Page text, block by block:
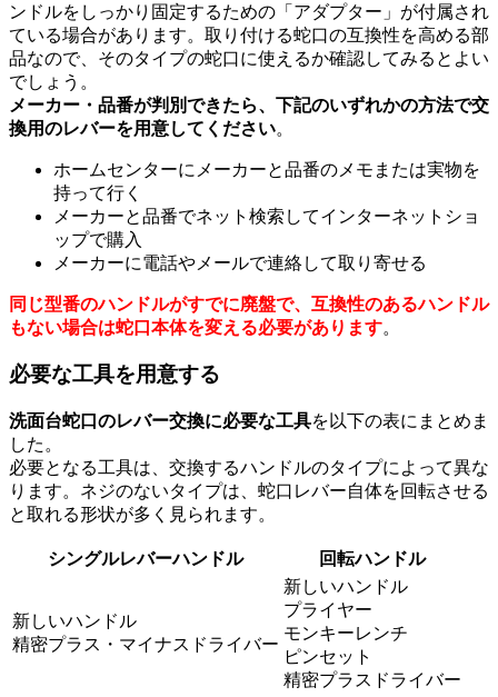
ンドルをしっかり固定するための「アダプター」が付属され
ている場合があります。取り付ける蛇口の互換性を高める部
品なので、そのタイプの蛇口に使えるか確認してみるとよい
でしょう。
メーカー・品番が判別できたら、下記のいずれかの方法で交
換用のレバーを用意してください。
ホームセンターにメーカーと品番のメモまたは実物を
持って行く
メーカーと品番でネット検索してインターネットショ
ップで購入
メーカーに電話やメールで連絡して取り寄せる
同じ型番のハンドルがすでに廃盤で、互換性のあるハンドル
もない場合は蛇口本体を変える必要があります。
必要な工具を用意する
洗面台蛇口のレバー交換に必要な工具を以下の表にまとめま
した。
必要となる工具は、交換するハンドルのタイプによって異な
ります。ネジのないタイプは、蛇口レバー自体を回転させる
と取れる形状が多く見られます。
シングルレバーハンドル 回転ハンドル
新しいハンドル
精密プラス・マイナスドライバー
新しいハンドル
プライヤー
モンキーレンチ
ピンセット
精密プラスドライバー